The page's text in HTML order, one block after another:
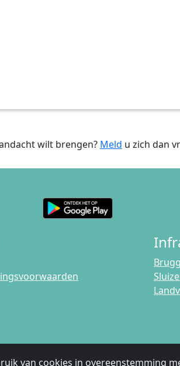
wilt brengen? Meld u zich dan
van cookies in overeenstemming